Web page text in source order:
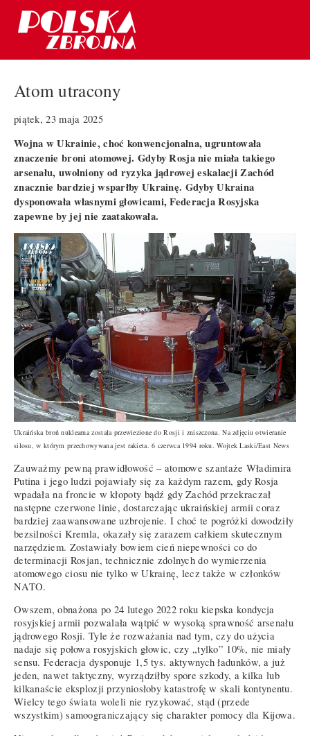
Atom utracony
piątek, 23 maja 2025
Wojna w Ukrainie, choć konwencjonalna, ugruntowała
znaczenie broni atomowej. Gdyby Rosja nie miała takiego
arsenału, uwolniony od ryzyka jądrowej eskalacji Zachód
znacznie bardziej wsparłby Ukrainę. Gdyby Ukraina
dysponowała własnymi głowicami, Federacja Rosyjska
zapewne by jej nie zaatakowała.
Ukraińska broń nuklearna została przewiezione do Rosji i zniszczona. Na zdjęciu otwieranie
silosu, w którym przechowywana jest rakieta. 6 czerwca 1994 roku. Wojtek Laski/East News
Zauważmy pewną prawidłowość – atomowe szantaże Władimira
Putina i jego ludzi pojawiały się za każdym razem, gdy Rosja
wpadała na froncie w kłopoty bądź gdy Zachód przekraczał
następne czerwone linie, dostarczając ukraińskiej armii coraz
bardziej zaawansowane uzbrojenie. I choć te pogróżki dowodziły
bezsilności Kremla, okazały się zarazem całkiem skutecznym
narzędziem. Zostawiały bowiem cień niepewności co do
determinacji Rosjan, technicznie zdolnych do wymierzenia
atomowego ciosu nie tylko w Ukrainę, lecz także w członków
NATO.
Owszem, obnażona po 24 lutego 2022 roku kiepska kondycja
rosyjskiej armii pozwalała wątpić w wysoką sprawność arsenału
jądrowego Rosji. Tyle że rozważania nad tym, czy do użycia
nadaje się połowa rosyjskich głowic, czy „tylko” 10%, nie miały
sensu. Federacja dysponuje 1,5 tys. aktywnych ładunków, a już
jeden, nawet taktyczny, wyrządziłby spore szkody, a kilka lub
kilkanaście eksplozji przyniosłoby katastrofę w skali kontynentu.
Wielcy tego świata woleli nie ryzykować, stąd (przede
wszystkim) samoograniczający się charakter pomocy dla Kijowa.